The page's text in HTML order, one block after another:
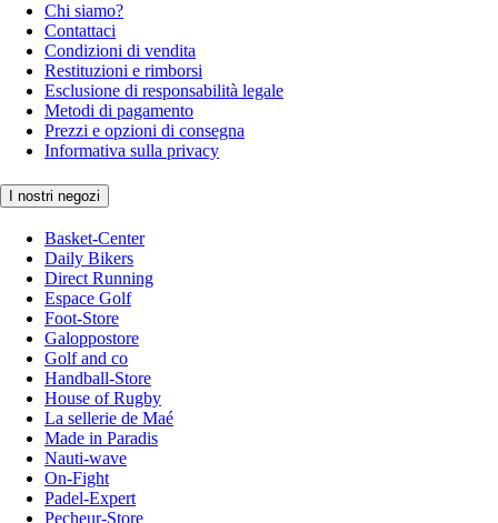
Chi siamo?
Contattaci
Condizioni di vendita
Restituzioni e rimborsi
Esclusione di responsabilità legale
Metodi di pagamento
Prezzi e opzioni di consegna
Informativa sulla privacy
I nostri negozi
Basket-Center
Daily Bikers
Direct Running
Espace Golf
Foot-Store
Galoppostore
Golf and co
Handball-Store
House of Rugby
La sellerie de Maé
Made in Paradis
Nauti-wave
On-Fight
Padel-Expert
Pecheur-Store